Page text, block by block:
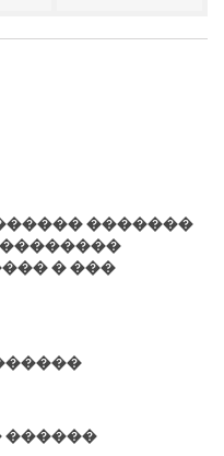
�������
� ���
������